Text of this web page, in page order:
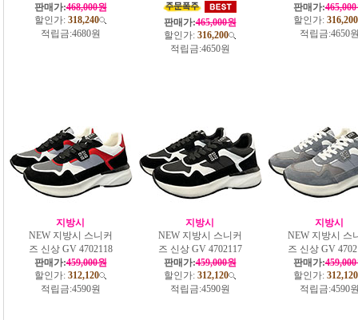
판매가:468,000원
할인가: 318,240
적립금:4680원
판매가:465,000원
할인가: 316,200
적립금:4650원
판매가:
할인가: 316,200
적립금:4650
지방시
NEW 지방시 스니커
즈 신상 GV 4702118
판매가:459,000원
할인가: 312,120
적립금:4590원
지방시
NEW 지방시 스니커
즈 신상 GV 4702117
판매가:459,000원
할인가: 312,120
적립금:4590원
지방시
NEW 지방시 스
즈 신상 GV
판매가:
할인가: 312,120
적립금:4590